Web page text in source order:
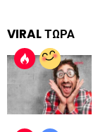
VIRAL ΤΩΡΑ